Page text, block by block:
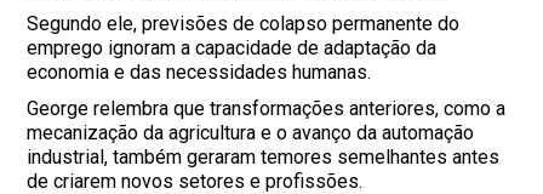
Segundo ele, previsões de colapso permanente do
emprego ignoram a capacidade de adaptação da
economia e das necessidades humanas.
George relembra que transformações anteriores, como a
mecanização da agricultura e o avanço da automação
industrial, também geraram temores semelhantes antes
de criarem novos setores e profissões.